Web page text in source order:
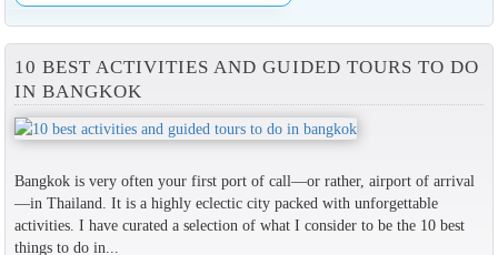
10 BEST ACTIVITIES AND GUIDED TOURS TO DO
IN BANGKOK
Bangkok is very often your first port of call—or rather, airport of arrival
—in Thailand. It is a highly eclectic city packed with unforgettable
activities. I have curated a selection of what I consider to be the 10 best
things to do in...